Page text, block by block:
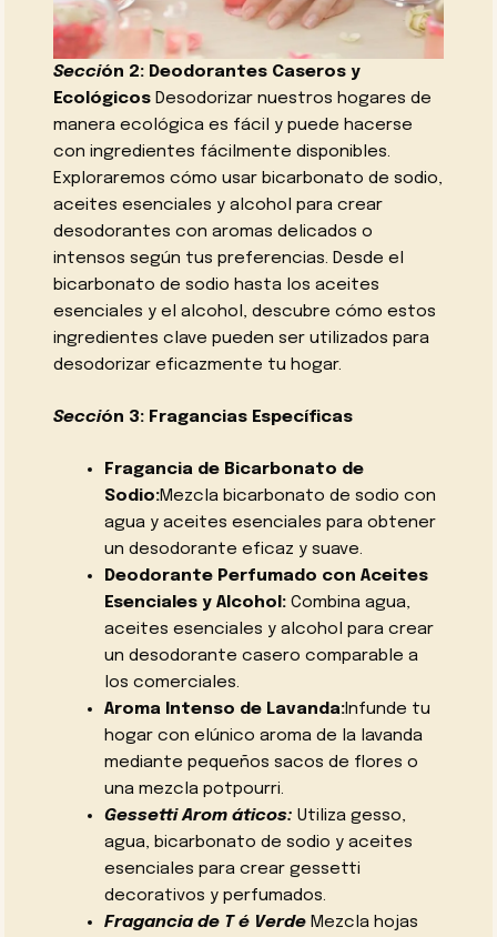
Sección 2: Deodorantes Caseros y
Ecológicos Desodorizar nuestros hogares de
manera ecológica es fácil y puede hacerse
con ingredientes fácilmente disponibles.
Exploraremos cómo usar bicarbonato de sodio,
aceites esenciales y alcohol para crear
desodorantes con aromas delicados o
intensos según tus preferencias. Desde el
bicarbonato de sodio hasta los aceites
esenciales y el alcohol, descubre cómo estos
ingredientes clave pueden ser utilizados para
desodorizar eficazmente tu hogar.
Sección 3: Fragancias Específicas
Fragancia de Bicarbonato de
Sodio:Mezcla bicarbonato de sodio con
agua y aceites esenciales para obtener
un desodorante eficaz y suave.
Deodorante Perfumado con Aceites
Esenciales y Alcohol:Combina agua,
aceites esenciales y alcohol para crear
un desodorante casero comparable a
los comerciales.
Aroma Intenso de Lavanda:Infunde tu
hogar con elúnico aroma de la lavanda
mediante pequeños sacos de flores o
una mezcla potpourri.
Gessetti Arom áticos: Utiliza gesso,
agua, bicarbonato de sodio y aceites
esenciales para crear gessetti
decorativos y perfumados.
Fragancia de T é VerdeMezcla hojas